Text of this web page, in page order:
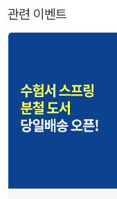
관련 이벤트